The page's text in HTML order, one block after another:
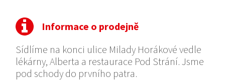
Informace o prodejně
Sídlíme na konci ulice Milady Horákové vedle
lékárny, Alberta a restaurace Pod Strání. Jsme
pod schody do prvního patra.